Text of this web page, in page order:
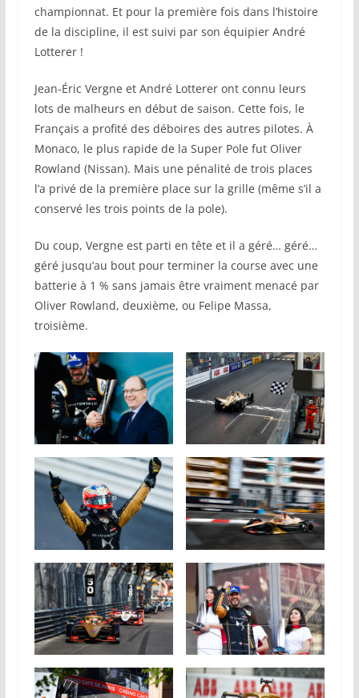
championnat. Et pour la première fois dans l’histoire
de la discipline, il est suivi par son équipier André
Lotterer !
Jean-Éric Vergne et André Lotterer ont connu leurs
lots de malheurs en début de saison. Cette fois, le
Français a profité des déboires des autres pilotes. À
Monaco, le plus rapide de la Super Pole fut Oliver
Rowland (Nissan). Mais une pénalité de trois places
l’a privé de la première place sur la grille (même s’il a
conservé les trois points de la pole).
Du coup, Vergne est parti en tête et il a géré… géré…
géré jusqu’au bout pour terminer la course avec une
batterie à 1 % sans jamais être vraiment menacé par
Oliver Rowland, deuxième, ou Felipe Massa,
troisième.